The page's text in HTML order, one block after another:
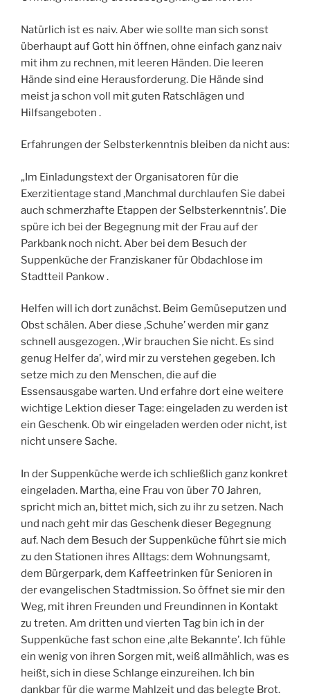
Natürlich ist es naiv. Aber wie sollte man sich sonst
überhaupt auf Gott hin öffnen, ohne einfach ganz naiv
mit ihm zu rechnen, mit leeren Händen. Die leeren
Hände sind eine Herausforderung. Die Hände sind
meist ja schon voll mit guten Ratschlägen und
Hilfsangeboten .
Erfahrungen der Selbsterkenntnis bleiben da nicht aus:
„Im Einladungstext der Organisatoren für die
Exerzitientage stand ‚Manchmal durchlaufen Sie dabei
auch schmerzhafte Etappen der Selbsterkenntnis’. Die
spüre ich bei der Begegnung mit der Frau auf der
Parkbank noch nicht. Aber bei dem Besuch der
Suppenküche der Franziskaner für Obdachlose im
Stadtteil Pankow .
Helfen will ich dort zunächst. Beim Gemüseputzen und
Obst schälen. Aber diese ‚Schuhe’ werden mir ganz
schnell ausgezogen. ‚Wir brauchen Sie nicht. Es sind
genug Helfer da’, wird mir zu verstehen gegeben. Ich
setze mich zu den Menschen, die auf die
Essensausgabe warten. Und erfahre dort eine weitere
wichtige Lektion dieser Tage: eingeladen zu werden ist
ein Geschenk. Ob wir eingeladen werden oder nicht, ist
nicht unsere Sache.
In der Suppenküche werde ich schließlich ganz konkret
eingeladen. Martha, eine Frau von über 70 Jahren,
spricht mich an, bittet mich, sich zu ihr zu setzen. Nach
und nach geht mir das Geschenk dieser Begegnung
auf. Nach dem Besuch der Suppenküche führt sie mich
zu den Stationen ihres Alltags: dem Wohnungsamt,
dem Bürgerpark, dem Kaffeetrinken für Senioren in
der evangelischen Stadtmission. So öffnet sie mir den
Weg, mit ihren Freunden und Freundinnen in Kontakt
zu treten. Am dritten und vierten Tag bin ich in der
Suppenküche fast schon eine ‚alte Bekannte’. Ich fühle
ein wenig von ihren Sorgen mit, weiß allmählich, was es
heißt, sich in diese Schlange einzureihen. Ich bin
dankbar für die warme Mahlzeit und das belegte Brot.